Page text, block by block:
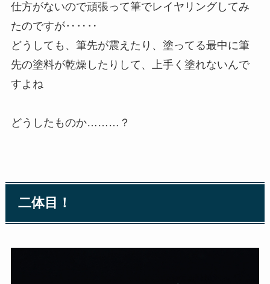
仕方がないので頑張って筆でレイヤリングしてみ
たのですが‥‥‥
どうしても、筆先が震えたり、塗ってる最中に筆
先の塗料が乾燥したりして、上手く塗れないんで
すよね
どうしたものか………？
二体目！